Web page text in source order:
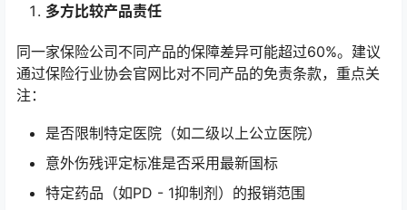
多方比较产品责任
同一家保险公司不同产品的保障差异可能超过60%。建议
通过保险行业协会官网比对不同产品的免责条款，重点关
注：
是否限制特定医院（如二级以上公立医院）
意外伤残评定标准是否采用最新国标
特定药品（如PD - 1抑制剂）的报销范围